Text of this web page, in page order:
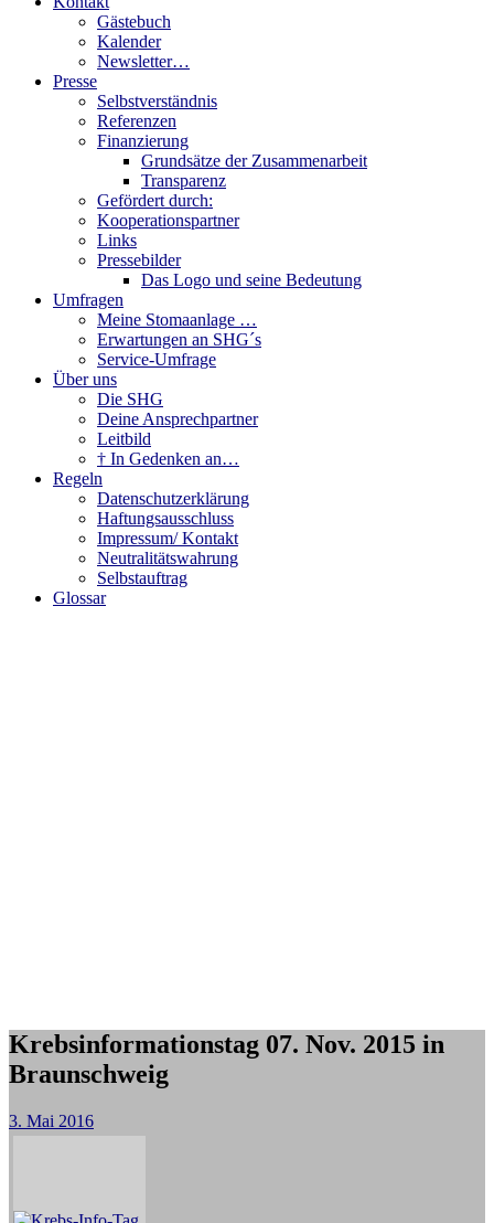
Gästebuch
Kalender
Newsletter…
Presse
Selbstverständnis
Referenzen
Finanzierung
Grundsätze der Zusammenarbeit
Transparenz
Gefördert durch:
Kooperationspartner
Links
Pressebilder
Das Logo und seine Bedeutung
Umfragen
Meine Stomaanlage …
Erwartungen an SHG´s
Service-Umfrage
Über uns
Die SHG
Deine Ansprechpartner
Leitbild
† In Gedenken an…
Regeln
Datenschutzerklärung
Haftungsausschluss
Impressum/ Kontakt
Neutralitätswahrung
Selbstauftrag
Glossar
Krebsinformationstag 07. Nov. 2015 in
Braunschweig
3. Mai 2016